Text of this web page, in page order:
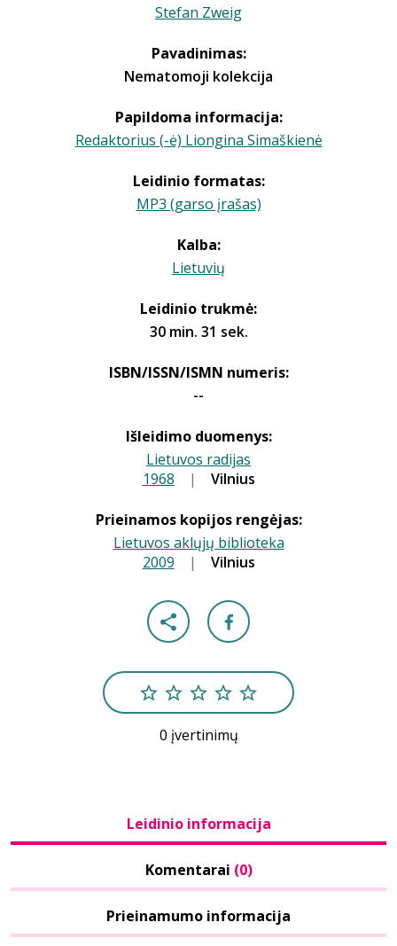
Stefan Zweig
Pavadinimas:
Nematomoji kolekcija
Papildoma informacija:
Redaktorius (-ė) Liongina Simaškienė
Leidinio formatas:
MP3 (garso įrašas)
Kalba:
Lietuvių
Leidinio trukmė:
30 min. 31 sek.
ISBN/ISSN/ISMN numeris:
--
Išleidimo duomenys:
Lietuvos radijas
1968 | Vilnius
Prieinamos kopijos rengėjas:
Lietuvos aklųjų biblioteka
2009 | Vilnius
0 įvertinimų
Leidinio informacija
Komentarai (0)
Prieinamumo informacija